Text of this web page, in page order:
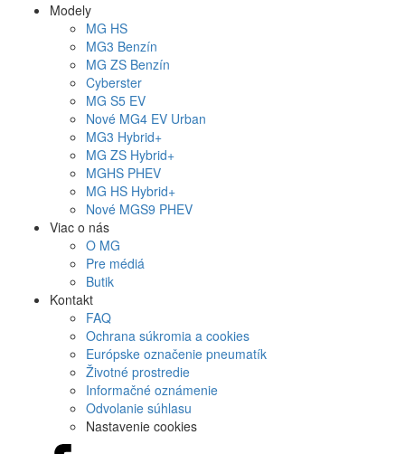
Modely
MG HS
MG3 Benzín
MG ZS Benzín
Cyberster
MG S5 EV
Nové MG4 EV Urban
MG3 Hybrid+
MG ZS Hybrid+
MGHS PHEV
MG HS Hybrid+
Nové MGS9 PHEV
Viac o nás
O MG
Pre médiá
Butik
Kontakt
FAQ
Ochrana súkromia a cookies
Európske označenie pneumatík
Životné prostredie
Informačné oznámenie
Odvolanie súhlasu
Nastavenie cookies